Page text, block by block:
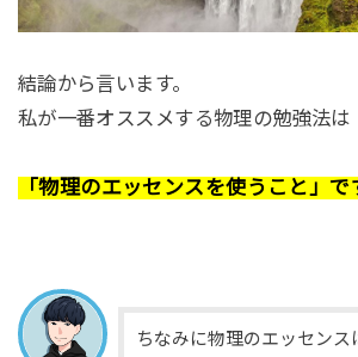
結論から言います。
私が一番オススメする物理の勉強法は
「物理のエッセンスを使うこと」で
ちなみに物理のエッセンス